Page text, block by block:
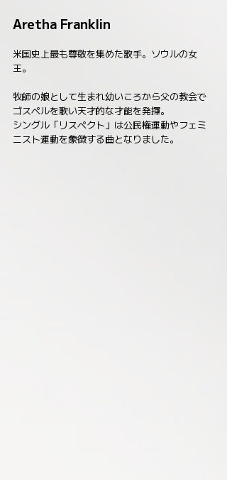
Aretha Franklin
米国史上最も尊敬を集めた歌手。ソウルの女
王。
牧師の娘として生まれ幼いころから父の教会で
ゴスペルを歌い天才的な才能を発揮。
シングル「リスペクト」は公民権運動やフェミ
ニスト運動を象徴する曲となりました。